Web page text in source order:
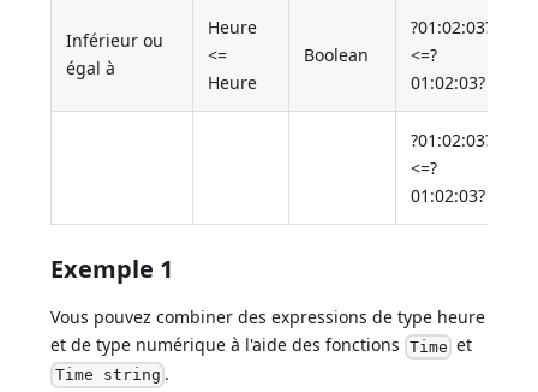
Inférieur ou
égal à
Heure
<=
Heure
Boolean
?01:02:03?
<=?
01:02:03?
?01:02:03?
<=?
01:02:03?
Exemple 1
Vous pouvez combiner des expressions de type heure
et de type numérique à l'aide des fonctions Time et
Time string .